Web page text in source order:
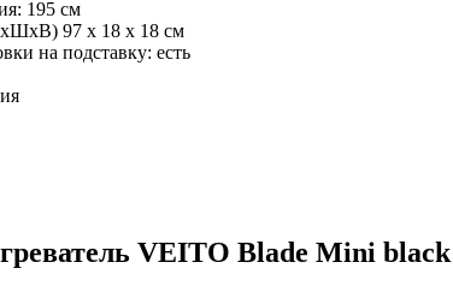
195 см
97 х 18 х 18 см
на подставку: есть
VEITO Blade Mini black